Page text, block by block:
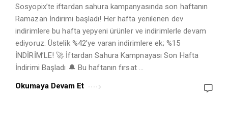
Sosyopix’te iftardan sahura kampanyasında son haftanın
Ramazan İndirimi başladı! Her hafta yenilenen dev
indirimlere bu hafta yepyeni ürünler ve indirimlerle devam
ediyoruz. Üstelik %42’ye varan indirimlere ek; %15
İNDİRİM’LE! 🚀 İftardan Sahura Kampnayası Son Hafta
İndirimi Başladı 🔔 Bu haftanın fırsat …
Okumaya Devam Et